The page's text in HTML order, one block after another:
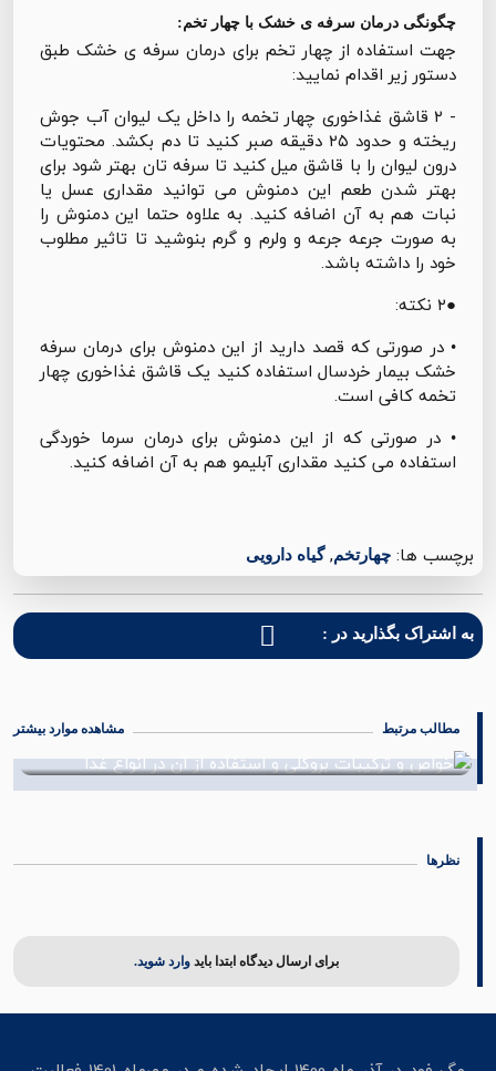
چگونگی درمان سرفه ی خشک با چهار تخم:
جهت استفاده از چهار تخم برای درمان سرفه ی خشک طبق
دستور زیر اقدام نمایید:
- ۲ قاشق غذاخوری چهار تخمه را داخل یک لیوان آب جوش
ریخته و حدود ۲۵ دقیقه صبر کنید تا دم بکشد. محتویات
درون لیوان را با قاشق میل کنید تا سرفه تان بهتر شود برای
بهتر شدن طعم این دمنوش می توانید مقداری عسل یا
نبات هم به آن اضافه کنید. به علاوه حتما این دمنوش را
به صورت جرعه جرعه و ولرم و گرم بنوشید تا تاثیر مطلوب
خود را داشته باشد.
●۲ نکته:
• در صورتی که قصد دارید از این دمنوش برای درمان سرفه
خشک بیمار خردسال استفاده کنید یک قاشق غذاخوری چهار
تخمه کافی است.
• در صورتی که از این دمنوش برای درمان سرما خوردگی
استفاده می کنید مقداری آبلیمو هم به آن اضافه کنید.
برچسب ها: چهارتخم,گیاه دارویی
به اشتراک بگذارید در :
مطالب مرتبط مشاهده موارد بیشتر
نظرها
برای ارسال دیدگاه ابتدا باید وارد شوید.